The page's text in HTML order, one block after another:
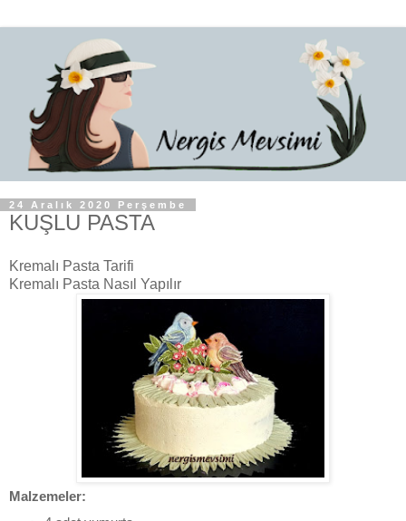
24 Aralık 2020 Perşembe
KUŞLU PASTA
Kremalı Pasta Tarifi
Kremalı Pasta Nasıl Yapılır
Malzemeler: